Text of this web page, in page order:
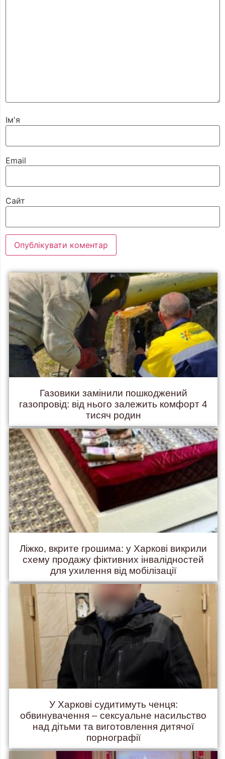
Ім'я
Email
Сайт
Газовики замінили пошкоджений
газопровід: від нього залежить комфорт 4
тисяч родин
Ліжко, вкрите грошима: у Харкові викрили
схему продажу фіктивних інвалідностей
для ухилення від мобілізації
У Харкові судитимуть ченця:
обвинувачення – сексуальне насильство
над дітьми та виготовлення дитячої
порнографії